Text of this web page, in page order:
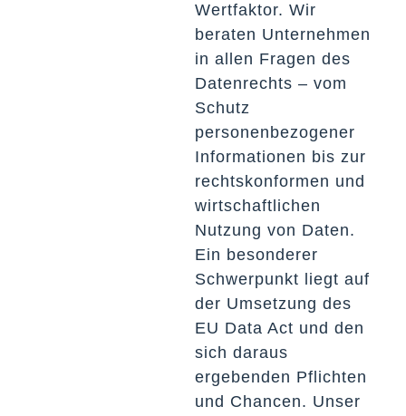
Wertfaktor. Wir
beraten Unternehmen
in allen Fragen des
Datenrechts – vom
Schutz
personenbezogener
Informationen bis zur
rechtskonformen und
wirtschaftlichen
Nutzung von Daten.
Ein besonderer
Schwerpunkt liegt auf
der Umsetzung des
EU Data Act und den
sich daraus
ergebenden Pflichten
und Chancen. Unser